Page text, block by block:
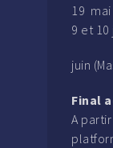
19 mai
9 et 10
juin
Final
A partir